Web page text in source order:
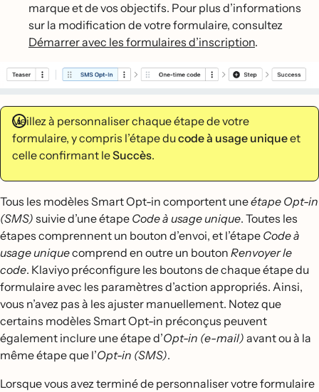
marque et de vos objectifs. Pour plus d’informations
sur la modification de votre formulaire, consultez
Démarrer avec les formulaires d’inscription.
Veillez à personnaliser chaque étape de votre
formulaire, y compris l’étape ducode à usage uniqueet
celle confirmant leSuccès.
Tous les modèles Smart Opt-in comportent uneétape Opt-in
(SMS) suivie d’une étape Code à usage unique. Toutes les
étapes comprennent un bouton d’envoi, et l’étape Code à
usage uniquecomprend en outre un bouton Renvoyer le
code. Klaviyo préconfigure les boutons de chaque étape du
formulaire avec les paramètres d’action appropriés. Ainsi,
vous n’avez pas à les ajuster manuellement. Notez que
certains modèles Smart Opt-in préconçus peuvent
également inclure une étape d’Opt-in (e-mail) avant ou à la
même étape que l’Opt-in (SMS).
Lorsque vous avez terminé de personnaliser votre formulaire